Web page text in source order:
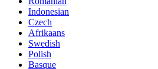
Indonesian
Czech
Afrikaans
Swedish
Polish
Basque